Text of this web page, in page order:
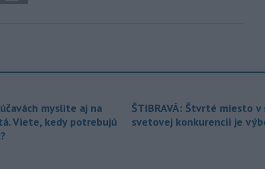
myslite aj na
Viete, kedy potrebujú
ŠTIBRAVÁ: Štvrté miesto v
svetovej konkurencii je